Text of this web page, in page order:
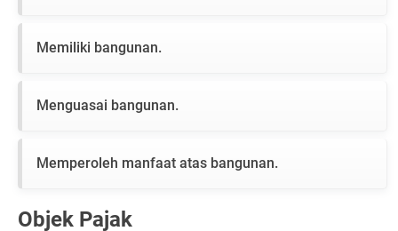
Memiliki bangunan.
Menguasai bangunan.
Memperoleh manfaat atas bangunan.
Objek Pajak